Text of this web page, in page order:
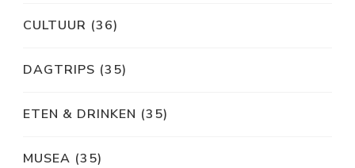
CULTUUR (36)
DAGTRIPS (35)
ETEN & DRINKEN (35)
MUSEA (35)